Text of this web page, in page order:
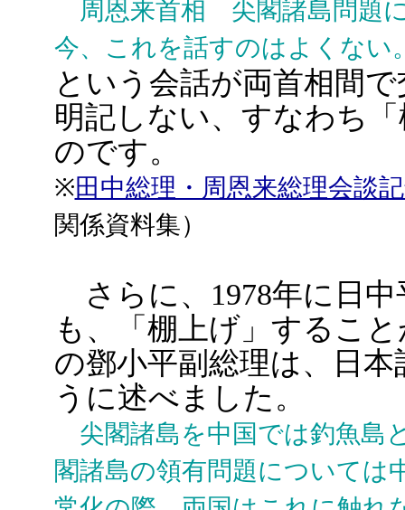
周恩来首相 尖閣諸島問題
今、これを話すのはよくない
という会話が両首相間
明記しない、すなわち
のです。
※田中総理・周恩来総理会談
関係資料集）
さらに、1978年に日
も、「棚上げ」するこ
の鄧小平副総理は、日
うに述べました。
尖閣諸島を中国では釣魚島
閣諸島の領有問題については